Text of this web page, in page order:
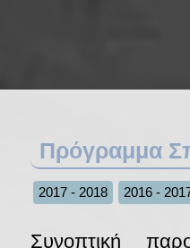
Πρόγραμμα
2017 - 2018 2016 -
Συνοπτική